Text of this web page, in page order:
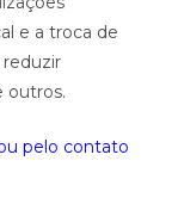
e a troca de
reduzir
outros.
pelo contato